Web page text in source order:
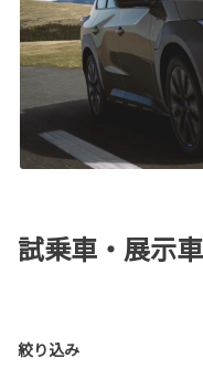
試乗車・展示
絞り込み